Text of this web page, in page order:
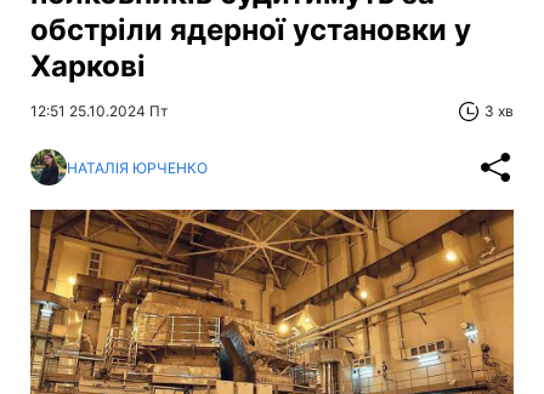
обстріли ядерної установки у
Харкові
12:51 25.10.2024 Пт 3 хв
НАТАЛІЯ ЮРЧЕНКО